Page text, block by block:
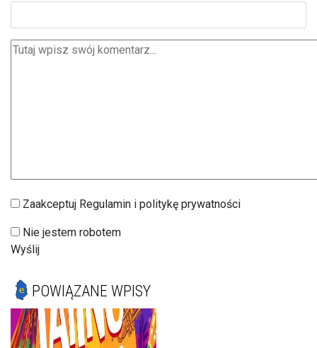
Zaakceptuj Regulamin i politykę prywatności
Nie jestem robotem
Wyślij
POWIĄZANE WPISY